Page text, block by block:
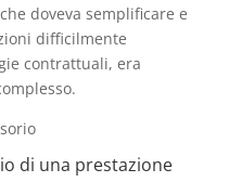
doveva semplificare e
difficilmente
contrattuali, era
di una prestazione